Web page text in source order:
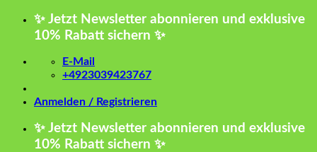
Zum
✨ Jetzt Newsletter abonnieren und exklusive
10% Rabatt sichern ✨
E-Mail
+4923039423767
Anmelden / Registrieren
✨ Jetzt Newsletter abonnieren und exklusive
10% Rabatt sichern ✨